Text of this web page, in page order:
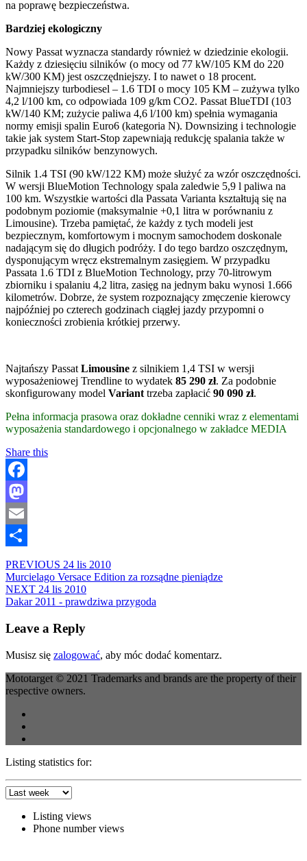
na poprawę bezpieczeństwa.
Bardziej ekologiczny
Nowy Passat wyznacza standardy również w dziedzinie ekologii.
Każdy z dziesięciu silników (o mocy od 77 kW/105 KM do 220
kW/300 KM) jest oszczędniejszy. I to nawet o 18 procent.
Najmniejszy turbodiesel – 1.6 TDI o mocy 105 KM – zużywa tylko
4,2 l/100 km, co odpowiada 109 g/km CO2. Passat BlueTDI (103
kW/140 KM; zużycie paliwa 4,6 l/100 km) spełnia wymagania
normy emisji spalin Euro6 (kategoria N). Downsizing i technologie
takie jak system Start-Stop zapewniają redukcję spalania także w
przypadku silników benzynowych.
Silnik 1.4 TSI (90 kW/122 KM) może służyć za wzór oszczędności.
W wersji BlueMotion Technology spala zaledwie 5,9 l paliwa na
100 km. Wszystkie wartości dla Passata Varianta kształtują się na
podobnym poziomie (maksymalnie +0,1 litra w porównaniu z
Limousine). Trzeba pamiętać, że każdy z tych modeli jest
bezpiecznym, komfortowym i mocnym samochodem doskonale
nadającym się do długich podróży. I do tego bardzo oszczędnym,
dysponującym wręcz ekstremalnym zasięgiem. W przypadku
Passata 1.6 TDI z BlueMotion Technology, przy 70-litrowym
zbiorniku i spalaniu 4,2 litra, zasięg na jednym baku wynosi 1.666
kilometrów. Dobrze, że system rozpoznający zmęczenie kierowcy
najpóźniej po czterech godzinach ciągłej jazdy przypomni o
konieczności zrobienia krótkiej przerwy.
Najtańszy Passat Limousine z silnikiem 1,4 TSI w wersji
wyposażeniowej Trendline to wydatek 85 290 zł. Za podobnie
skonfigurowany model Variant trzeba zapłacić 90 090 zł.
Pełna informacja prasowa oraz dokładne cenniki wraz z elementami
wyposażenia standardowego i opcjonalnego w zakładce MEDIA
Share this
Facebook
Mastodon
Email
PREVIOUS 24 lis 2010
Murcielago Versace Edition za rozsądne pieniądze
NEXT 24 lis 2010
Dakar 2011 - prawdziwa przygoda
Leave a Reply
Musisz się zalogować, aby móc dodać komentarz.
Mototarget © 2021 Trademarks and brands are the property of their
respective owners.
Listing statistics for:
Listing views
Phone number views